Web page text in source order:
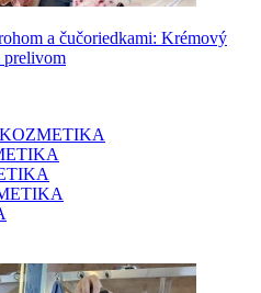
a čučoriedkami: Krémový
prelivom